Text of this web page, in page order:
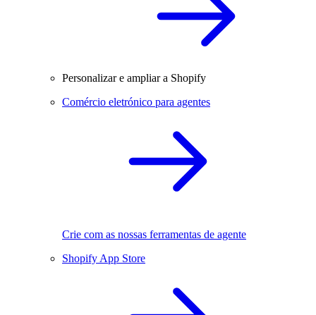
Personalizar e ampliar a Shopify
Comércio eletrónico para agentes
Crie com as nossas ferramentas de agente
Shopify App Store